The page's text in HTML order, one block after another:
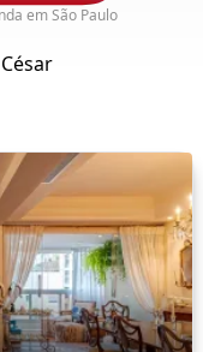
em São Paulo